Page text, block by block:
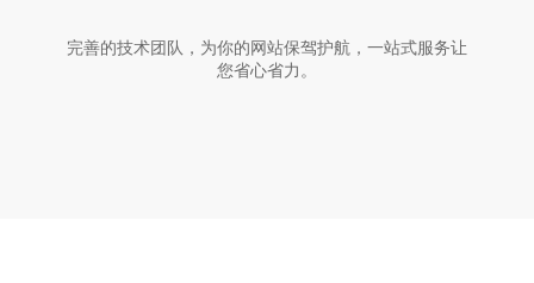
完善的技术团队，为你的网站保驾护航，一站式服务让
您省心省力。